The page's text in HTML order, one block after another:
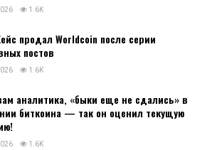
1.6K
продал Worldcoin после серии
постов
1.6K
аналитика, «быки еще не сдались» в
биткоина — так он оценил текущую
1.6K